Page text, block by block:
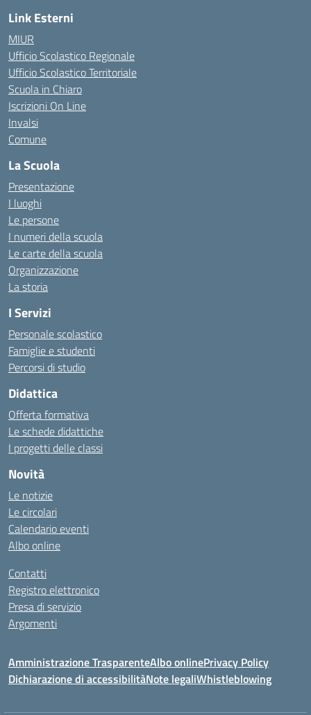
Link Esterni
MIUR
Ufficio Scolastico Regionale
Ufficio Scolastico Territoriale
Scuola in Chiaro
Iscrizioni On Line
Invalsi
Comune
La Scuola
Presentazione
I luoghi
Le persone
I numeri della scuola
Le carte della scuola
Organizzazione
La storia
I Servizi
Personale scolastico
Famiglie e studenti
Percorsi di studio
Didattica
Offerta formativa
Le schede didattiche
I progetti delle classi
Novità
Le notizie
Le circolari
Calendario eventi
Albo online
Contatti
Registro elettronico
Presa di servizio
Argomenti
Amministrazione TrasparenteAlbo onlinePrivacy Policy
Dichiarazione di accessibilitàNote legaliWhistleblowing